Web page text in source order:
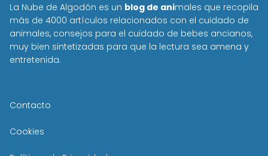
La Nube de Algodón es un blog de animales que recopila
más de 4000 artículos relacionados con el cuidado de
animales, consejos para el cuidado de bebes ancianos,
muy bien sintetizadas para que la lectura sea amena y
entretenida.
Contacto
Cookies